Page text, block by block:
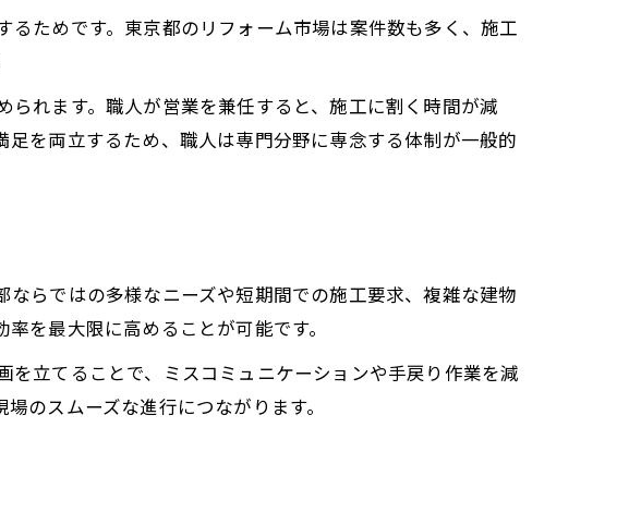
流儀とは
力する理由
対応力の重要性
を考察
聴力
神的な強さ
析
力とは
を築く方法
ためです。東京都のリフォーム市場は案件数も多く、施工
れます。職人が営業を兼任すると、施工に割く時間が減
を両立するため、職人は専門分野に専念する体制が一般的
らではの多様なニーズや短期間での施工要求、複雑な建物
を最大限に高めることが可能です。
立てることで、ミスコミュニケーションや手戻り作業を減
のスムーズな進行につながります。